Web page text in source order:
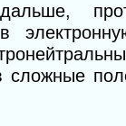
сложные